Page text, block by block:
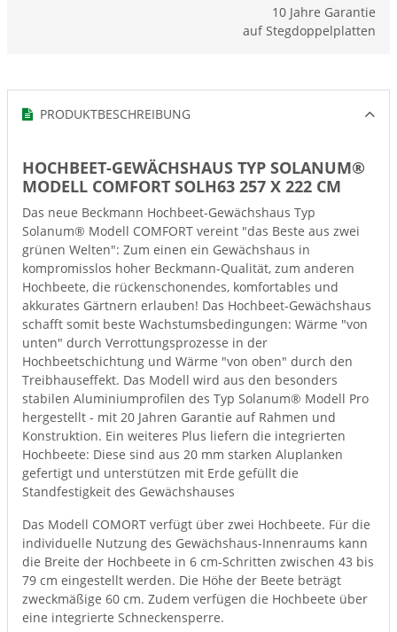
10 Jahre Garantie
auf Stegdoppelplatten
PRODUKTBESCHREIBUNG
HOCHBEET-GEWÄCHSHAUS TYP SOLANUM®
MODELL COMFORT SOLH63 257 X 222 CM
Das neue Beckmann Hochbeet-Gewächshaus Typ
Solanum® Modell COMFORT vereint "das Beste aus zwei
grünen Welten": Zum einen ein Gewächshaus in
kompromisslos hoher Beckmann-Qualität, zum anderen
Hochbeete, die rückenschonendes, komfortables und
akkurates Gärtnern erlauben! Das Hochbeet-Gewächshaus
schafft somit beste Wachstumsbedingungen: Wärme "von
unten" durch Verrottungsprozesse in der
Hochbeetschichtung und Wärme "von oben" durch den
Treibhauseffekt. Das Modell wird aus den besonders
stabilen Aluminiumprofilen des Typ Solanum® Modell Pro
hergestellt - mit 20 Jahren Garantie auf Rahmen und
Konstruktion. Ein weiteres Plus liefern die integrierten
Hochbeete: Diese sind aus 20 mm starken Aluplanken
gefertigt und unterstützen mit Erde gefüllt die
Standfestigkeit des Gewächshauses
Das Modell COMORT verfügt über zwei Hochbeete. Für die
individuelle Nutzung des Gewächshaus-Innenraums kann
die Breite der Hochbeete in 6 cm-Schritten zwischen 43 bis
79 cm eingestellt werden. Die Höhe der Beete beträgt
zweckmäßige 60 cm. Zudem verfügen die Hochbeete über
eine integrierte Schneckensperre.